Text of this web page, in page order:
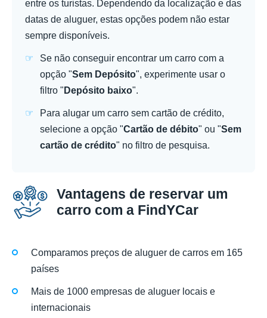
entre os turistas. Dependendo da localização e das
datas de aluguer, estas opções podem não estar
sempre disponíveis.
Se não conseguir encontrar um carro com a
opção "Sem Depósito", experimente usar o
filtro " Depósito baixo".
Para alugar um carro sem cartão de crédito,
selecione a opção "Cartão de débito" ou "Sem
cartão de crédito" no filtro de pesquisa.
Vantagens de reservar um
carro com a FindYCar
Comparamos preços de aluguer de carros em 165
países
Mais de 1000 empresas de aluguer locais e
internacionais